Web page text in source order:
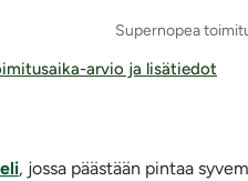
Supernopea
arvio ja lisätiedot
, jossa päästään pintaa